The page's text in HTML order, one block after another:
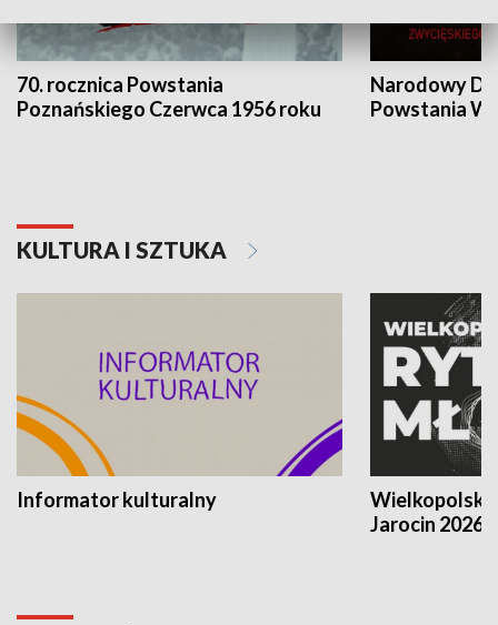
70. rocznica Powstania
Poznańskiego Czerwca 1956 roku
Narodowy
Powstania
KULTURA I SZTUKA
Informator kulturalny
Jarocin 2026